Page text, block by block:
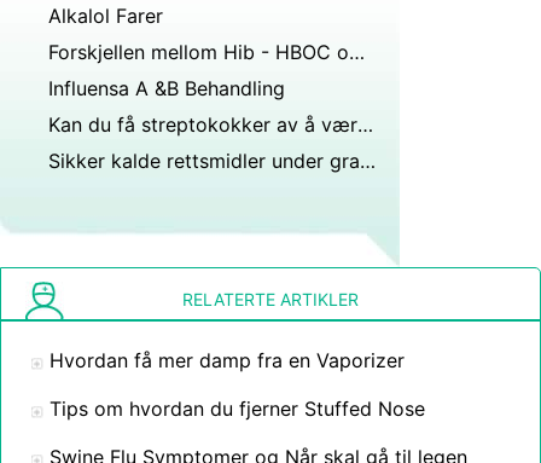
Alkalol Farer
Forskjellen mellom Hib - HBOC og Hib PRP - T
Influensa A &B Behandling
Kan du få streptokokker av å være i kontakt med en person som er influensa?
Sikker kalde rettsmidler under graviditet
RELATERTE ARTIKLER
Hvordan få mer damp fra en Vaporizer
Tips om hvordan du fjerner Stuffed Nose
Swine Flu Symptomer og Når skal gå til legen